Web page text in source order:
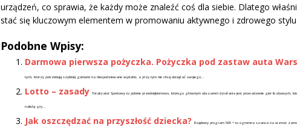
urządzeń, co sprawia, że każdy może znaleźć coś dla siebie. Dlatego
stać się kluczowym elementem w promowaniu aktywnego i zdrowego
Podobne Wpisy:
Darmowa pierwsza pożyczka. Pożyczka pod zastaw auta
tych, którzy potrzebują szybkiej gotówki na niespodziewane wydatki, a przy tym nie chcą obciążać swojego...
Lotto – zasady Totalizator Sportowy to polskie przedsiębiorstwo, którego głównym obszarem działania jest prowadzenie gier liczbowych,
należą gry...
Jak oszczędzać na przyszłość dziecka? Rządowy program 500 + to ogromna szansa na wzrost